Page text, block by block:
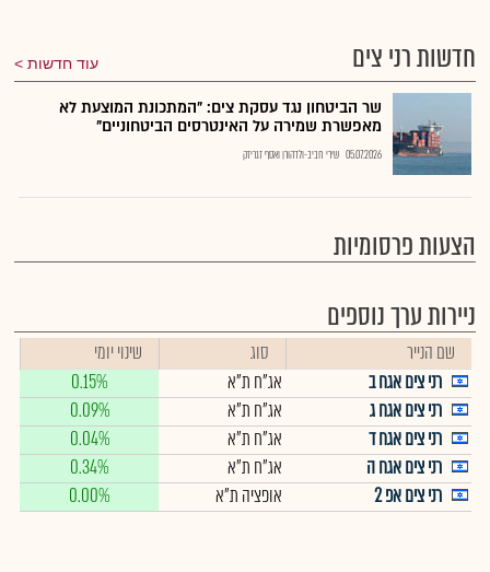
חדשות רני צים עוד חדשות
שר הביטחון נגד עסקת צים: "המתכונת המוצעת לא
מאפשרת שמירה על האינטרסים הביטחוניים"
05.07.2026 שירי חביב-ולדהורן ואסף זגריזק
הצעות פרסומיות
ניירות ערך נוספים
שם הנייר סוג
שינוי יומי
רני צים אגח ב
אג"ח ת"א
0.15%
רני צים אגח ג
אג"ח ת"א
0.09%
רני צים אגח ד
אג"ח ת"א
0.04%
רני צים אגח ה
אג"ח ת"א
0.34%
רני צים אפ 2
אופציה ת"א 0.00%